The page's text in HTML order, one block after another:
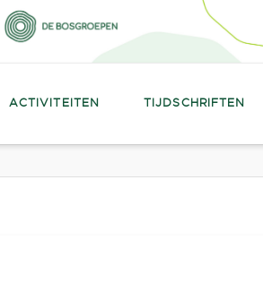
ACTIVITEITEN TIJDSCHRIFTEN